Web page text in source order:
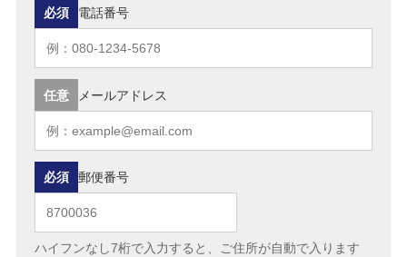
電話番号
必須
メールアドレス
任意
郵便番号
必須
ハイフンなし7桁で入力すると、ご住所が自動で入ります